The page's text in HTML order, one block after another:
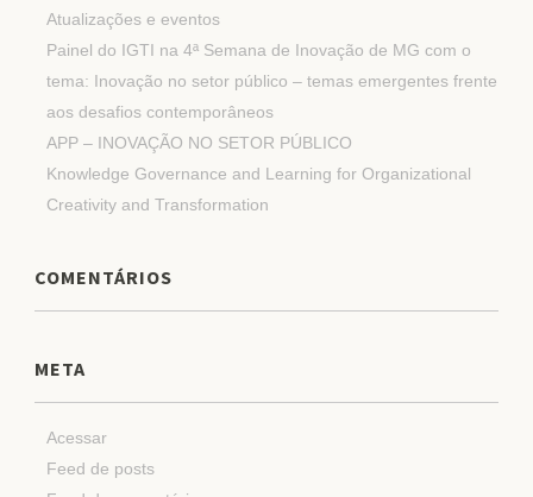
Atualizações e eventos
Painel do IGTI na 4ª Semana de Inovação de MG com o
tema: Inovação no setor público – temas emergentes frente
aos desafios contemporâneos
APP – INOVAÇÃO NO SETOR PÚBLICO
Knowledge Governance and Learning for Organizational
Creativity and Transformation
COMENTÁRIOS
META
Acessar
Feed de posts